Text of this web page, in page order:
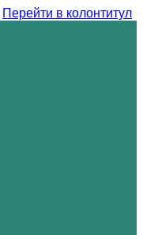
Перейти в колонтитул